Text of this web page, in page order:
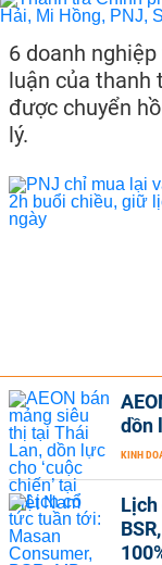
6 doanh
luận của thanh
được chuyển
lý.
dồn
KINH
Lịch